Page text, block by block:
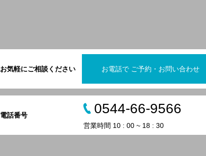
お気軽にご相談ください お電話で ご予約・お問い合わせ
電話番号 0544-66-9566
営業時間 10 : 00 ~ 18 : 30